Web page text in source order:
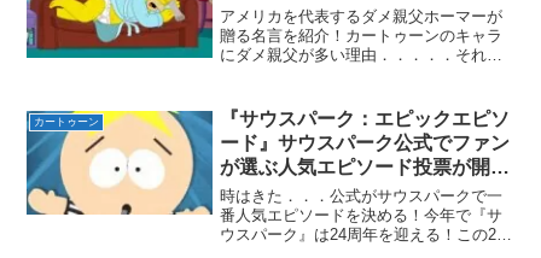
アメリカを代表するダメ親父ホーマーが
贈る名言を紹介！カートゥーンのキャラ
にダメ親父が多い理由．．．．．それは
たからだと思う！！正直『サウスパー
ク』のランディや『リッ...
カートゥーン
『サウスパーク：エピックエピソ
ード』サウスパーク公式でファン
が選ぶ人気エピソード投票が開
始！！
時はきた．．．公式がサウスパークで一
番人気エピソードを決める！今年で『サ
ウスパーク』は24周年を迎える！この24